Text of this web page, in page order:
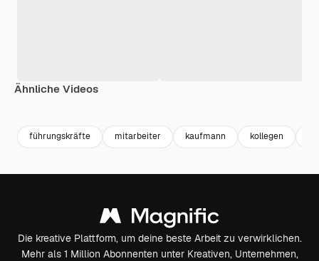
Ähnliche Videos
führungskräfte mitarbeiter kaufmann kollegen
Die kreative Plattform, um deine beste Arbeit zu verwirklichen.
Mehr als 1 Million Abonnenten unter Kreativen, Unternehmen,